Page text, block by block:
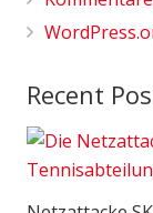
Recent